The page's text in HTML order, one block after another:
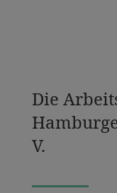
Die
V.